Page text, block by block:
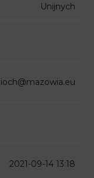
Unijnych
2021-09-14 13:18